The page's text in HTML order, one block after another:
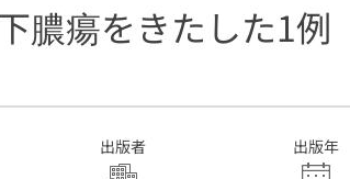
膿瘍をきたした1例
出版者 出版年